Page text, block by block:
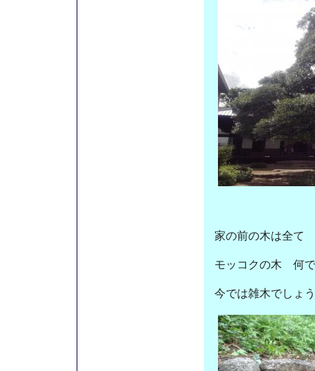
家の前の木は全て
モッコクの木 何
今では雑木でしょう